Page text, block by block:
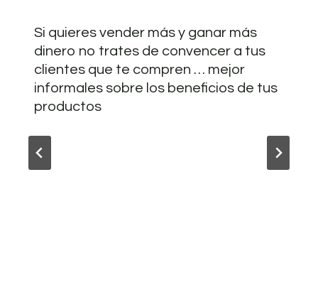
Si quieres vender más y ganar más
dinero no trates de convencer a tus
clientes que te compren … mejor
informales sobre los beneficios de tus
productos